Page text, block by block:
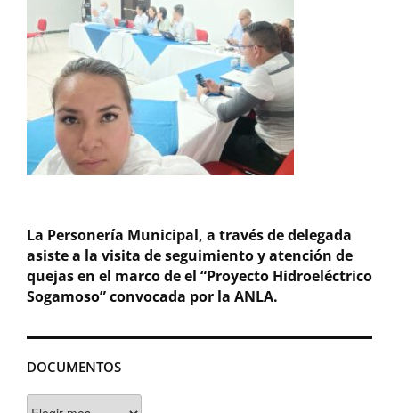
DOCUMENTOS
La Personería Municipal, a través de delegada
asiste a la visita de seguimiento y atención de
quejas en el marco de el “Proyecto Hidroeléctrico
Sogamoso” convocada por la ANLA.